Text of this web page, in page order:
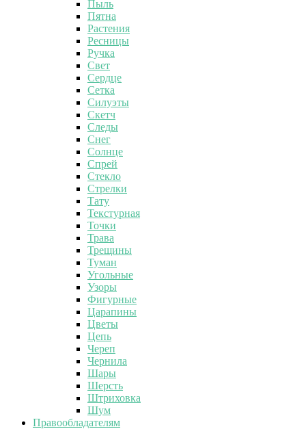
Пыль
Пятна
Растения
Ресницы
Ручка
Свет
Сердце
Сетка
Силуэты
Скетч
Следы
Снег
Солнце
Спрей
Стекло
Стрелки
Тату
Текстурная
Точки
Трава
Трещины
Туман
Угольные
Узоры
Фигурные
Царапины
Цветы
Цепь
Череп
Чернила
Шары
Шерсть
Штриховка
Шум
Правообладателям